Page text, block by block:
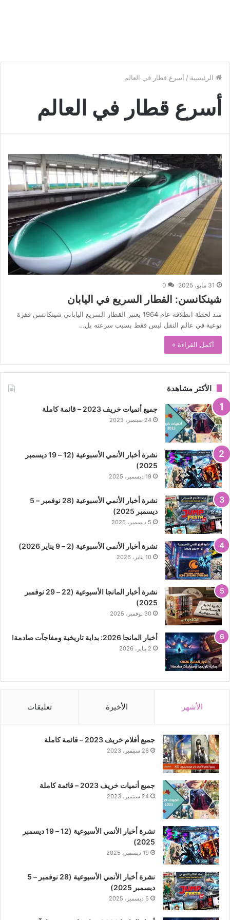
الرئيسية / أسرع قطار في العالم
أسرع قطار في العالم
31 مايو، 2025 0
شينكانسن: القطار السريع في اليابان
منذ لحظة انطلاقه عام 1964 يعتبر القطار السريع الياباني شينكانسن قفزة
نوعية في عالم النقل ليس فقط بسبب سرعته بل…
أكمل القراءة »
الأكثر مشاهدة
جميع أنميات خريف 2023 – قائمة كاملة
24 سبتمبر، 2023
نشرة أخبار الأنمي الأسبوعية (12 – 19 ديسمبر
2025)
19 ديسمبر، 2025
نشرة أخبار الأنمي الأسبوعية (28 نوفمبر – 5
ديسمبر 2025)
5 ديسمبر، 2025
نشرة أخبار الأنمي الأسبوعية (2 – 9 يناير 2026)
10 يناير، 2026
نشرة أخبار المانجا الأسبوعية (22 – 29 نوفمبر
2025)
30 نوفمبر، 2025
أخبار المانجا 2026: بداية تاريخية ومفاجآت صادمة!
2 يناير، 2026
الأشهر الأخيرة تعليقات
جميع أفلام خريف 2023 – قائمة كاملة
26 سبتمبر، 2023
جميع أنميات خريف 2023 – قائمة كاملة
24 سبتمبر، 2023
نشرة أخبار الأنمي الأسبوعية (12 – 19 ديسمبر
2025)
19 ديسمبر، 2025
نشرة أخبار الأنمي الأسبوعية (28 نوفمبر – 5
ديسمبر 2025)
5 ديسمبر، 2025